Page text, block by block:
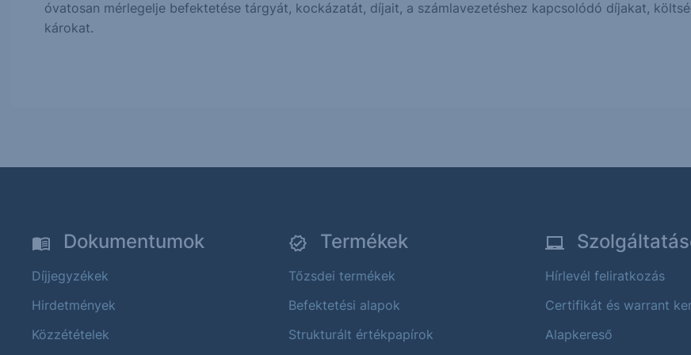
óvatosan mérlegelje befektetése tárgyát, kockázatát, díjait, a számlavezetéshez kapcsolódó díjakat,
károkat.
Dokumentumok
Díjjegyzékek
Hirdetmények
Közzétételek
Termékek
Tőzsdei termékek
Befektetési alapok
Strukturált értékpapírok
Hírlevél feliratkozás
Certifikát és warrant
Alapkereső